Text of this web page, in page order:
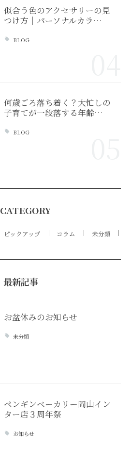
似合う色のアクセサリーの見
つけ方｜パーソナルカラ…
BLOG
何歳ごろ落ち着く？大忙しの
子育てが一段落する年齢…
BLOG
CATEGORY
ピックアップ コラム 未分類
最新記事
お盆休みのお知らせ
未分類
ペンギンベーカリー岡山イン
ター店３周年祭
お知らせ